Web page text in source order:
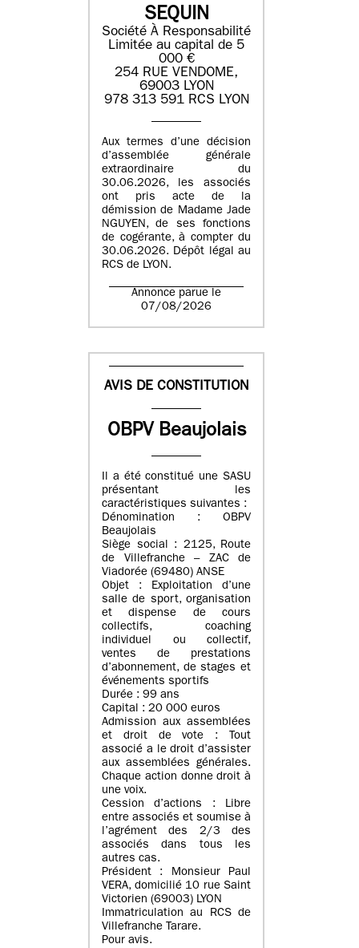
SEQUIN
Société À Responsabilité
Limitée au capital de 5
000 €
254 RUE VENDOME,
69003 LYON
978 313 591 RCS LYON
Aux termes d’une décision
d’assemblée générale
extraordinaire du
30.06.2026, les associés
ont pris acte de la
démission de Madame Jade
NGUYEN, de ses fonctions
de cogérante, à compter du
30.06.2026. Dépôt légal au
RCS de LYON.
Annonce parue le
07/08/2026
AVIS DE CONSTITUTION
OBPV Beaujolais
Il a été constitué une SASU
présentant les
caractéristiques suivantes :
Dénomination : OBPV
Beaujolais
Siège social : 2125, Route
de Villefranche – ZAC de
Viadorée (69480) ANSE
Objet : Exploitation d’une
salle de sport, organisation
et dispense de cours
collectifs, coaching
individuel ou collectif,
ventes de prestations
d’abonnement, de stages et
événements sportifs
Durée : 99 ans
Capital : 20 000 euros
Admission aux assemblées
et droit de vote : Tout
associé a le droit d’assister
aux assemblées générales.
Chaque action donne droit à
une voix.
Cession d’actions : Libre
entre associés et soumise à
l’agrément des 2/3 des
associés dans tous les
autres cas.
Président : Monsieur Paul
VERA, domicilié 10 rue Saint
Victorien (69003) LYON
Immatriculation au RCS de
Villefranche Tarare.
Pour avis.